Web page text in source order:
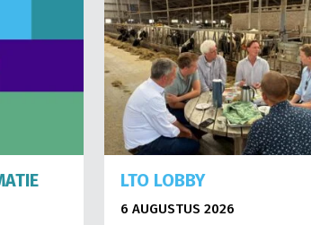
LTO LOBBY
6 AUGUSTUS 2026